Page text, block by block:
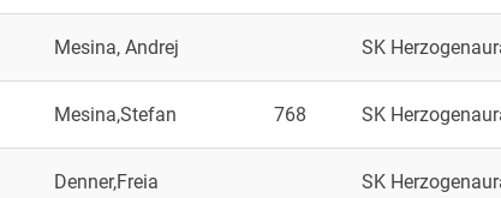
Mesina, Andrej SK
Mesina,Stefan 768 SK
Denner,Freia SK